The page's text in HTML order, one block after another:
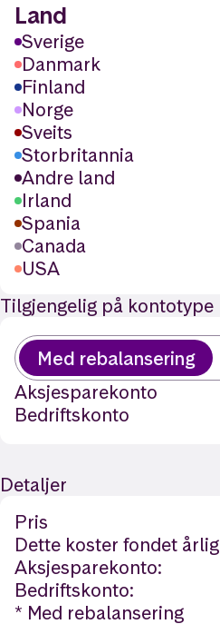
Land
Sverige
Danmark
Finland
Norge
Sveits
Storbritannia
Andre land
Irland
Spania
Canada
USA
Tilgjengelig på kontotype
Med rebalansering
Aksjesparekonto
Bedriftskonto
Detaljer
Pris
Dette koster fondet årlig
Aksjesparekonto:
Bedriftskonto:
* Med rebalansering